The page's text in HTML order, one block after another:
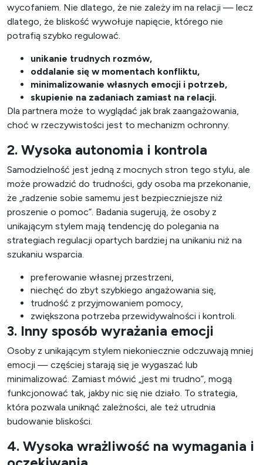
wycofaniem. Nie dlatego, że nie zależy im na relacji — lecz
dlatego, że bliskość wywołuje napięcie, którego nie
potrafią szybko regulować.
unikanie trudnych rozmów,
oddalanie się w momentach konfliktu,
minimalizowanie własnych emocji i potrzeb,
skupienie na zadaniach zamiast na relacji.
Dla partnera może to wyglądać jak brak zaangażowania,
choć w rzeczywistości jest to mechanizm ochronny.
2. Wysoka autonomia i kontrola
Samodzielność jest jedną z mocnych stron tego stylu, ale
może prowadzić do trudności, gdy osoba ma przekonanie,
że „radzenie sobie samemu jest bezpieczniejsze niż
proszenie o pomoc”. Badania sugerują, że osoby z
unikającym stylem mają tendencję do polegania na
strategiach regulacji opartych bardziej na unikaniu niż na
szukaniu wsparcia.
preferowanie własnej przestrzeni,
niechęć do zbyt szybkiego angażowania się,
trudność z przyjmowaniem pomocy,
zwiększona potrzeba przewidywalności i kontroli.
3. Inny sposób wyrażania emocji
Osoby z unikającym stylem niekoniecznie odczuwają mniej
emocji — częściej starają się je wygaszać lub
minimalizować. Zamiast mówić „jest mi trudno”, mogą
funkcjonować tak, jakby nic się nie działo. To strategia,
która pozwala uniknąć zależności, ale też utrudnia
budowanie bliskości.
4. Wysoka wrażliwość na wymagania i